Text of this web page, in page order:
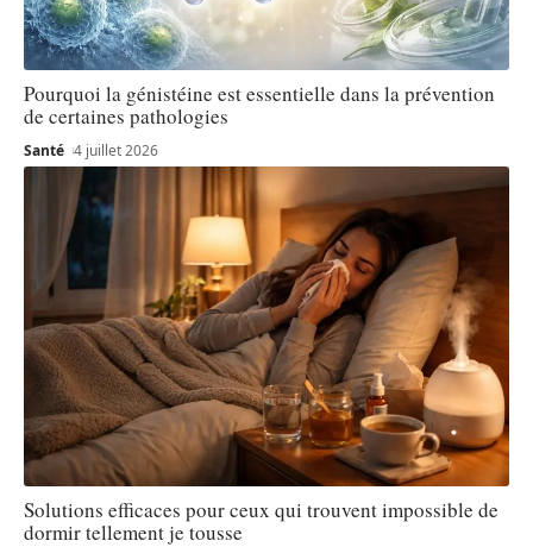
Pourquoi la génistéine est essentielle dans la prévention
de certaines pathologies
Santé 4 juillet 2026
Solutions efficaces pour ceux qui trouvent impossible de
dormir tellement je tousse